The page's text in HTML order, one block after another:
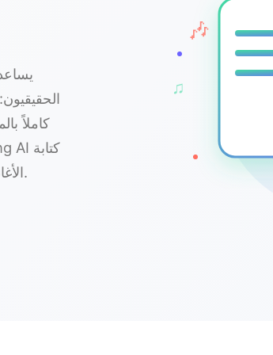
كاملاً
الأغاني أسرع وأكثر وضوحًا ومتعة—دون الحاجة إلى نظرية موسيقية.
🎶
♫